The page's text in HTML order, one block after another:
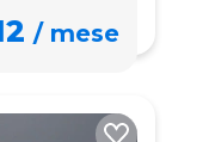
/mese